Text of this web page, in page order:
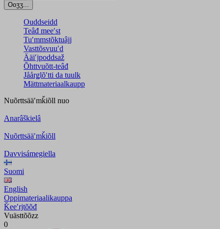
Ooʒʒ...
Ouddseidd
Teâđ meeʹst
Tuʹmmstõktuâjj
Vasttõsvuuʹd
Ääiʹjpoddsaž
Õhttvuõtt-teâđ
Jåårǥlõʹtti da tuulk
Mättmateriaalkaupp
Nuõrttsääʹmǩiõll nuo
Anarâškielâ
Nuõrttsääʹmǩiõll
Davvisámegiella
Suomi
English
Oppimateriaalikauppa
Ǩeeʹrjtõõđ
Vuästtõõzz
0